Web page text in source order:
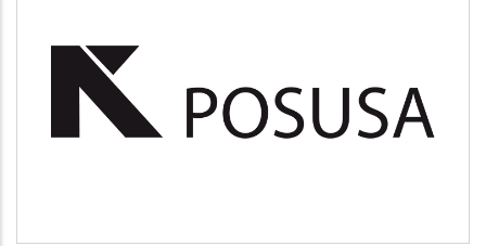
Medio ambiente